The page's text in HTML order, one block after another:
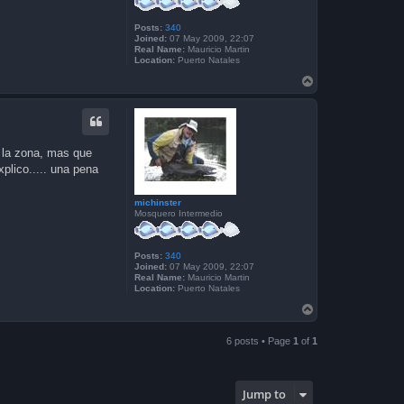
Posts: 340
Joined: 07 May 2009, 22:07
Real Name: Mauricio Martin
Location: Puerto Natales
o
p
michinster
Mosquero Intermedio
Posts: 340
Joined: 07 May 2009, 22:07
Real Name: Mauricio Martin
Location: Puerto Natales
zona, mas que
una pena
o
6 posts • Page 1 of 1
Jump to